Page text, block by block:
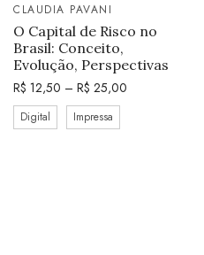
CLAUDIA PAVANI
O Capital de Risco no
Brasil: Conceito,
Evolução, Perspectivas
R$ 12,50 – R$ 25,00
Digital Impressa